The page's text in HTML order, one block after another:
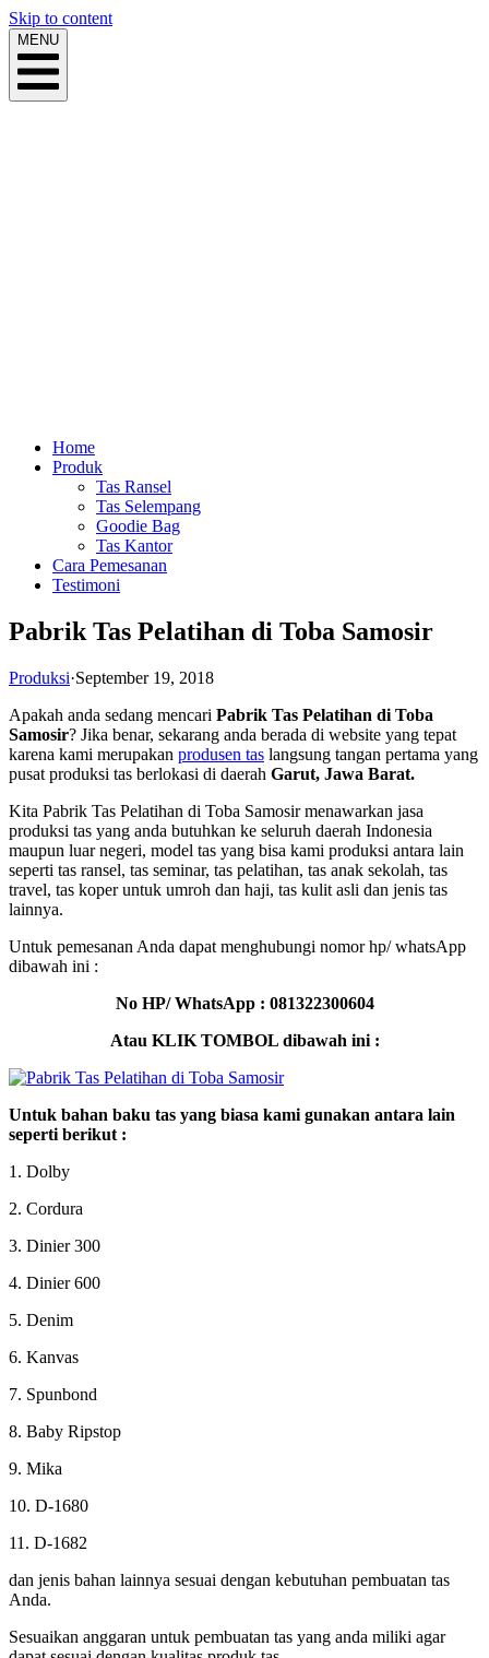
Skip to content
MENU
Home
Produk
Tas Ransel
Tas Selempang
Goodie Bag
Tas Kantor
Cara Pemesanan
Testimoni
Pabrik Tas Pelatihan di Toba Samosir
Produksi·September 19, 2018
Apakah anda sedang mencari Pabrik Tas Pelatihan di Toba
Samosir? Jika benar, sekarang anda berada di website yang tepat
karena kami merupakan produsen tas langsung tangan pertama yang
pusat produksi tas berlokasi di daerah Garut, Jawa Barat.
Kita Pabrik Tas Pelatihan di Toba Samosir menawarkan jasa
produksi tas yang anda butuhkan ke seluruh daerah Indonesia
maupun luar negeri, model tas yang bisa kami produksi antara lain
seperti tas ransel, tas seminar, tas pelatihan, tas anak sekolah, tas
travel, tas koper untuk umroh dan haji, tas kulit asli dan jenis tas
lainnya.
Untuk pemesanan Anda dapat menghubungi nomor hp/ whatsApp
dibawah ini :
No HP/ WhatsApp : 081322300604
Atau KLIK TOMBOL dibawah ini :
Untuk bahan baku tas yang biasa kami gunakan antara lain
seperti berikut :
1. Dolby
2. Cordura
3. Dinier 300
4. Dinier 600
5. Denim
6. Kanvas
7. Spunbond
8. Baby Ripstop
9. Mika
10. D-1680
11. D-1682
dan jenis bahan lainnya sesuai dengan kebutuhan pembuatan tas
Anda.
Sesuaikan anggaran untuk pembuatan tas yang anda miliki agar